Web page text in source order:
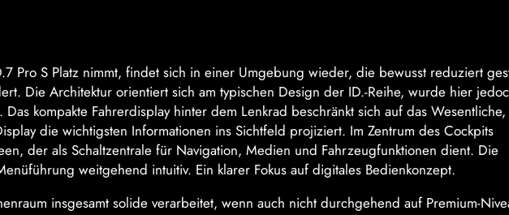
Pro S Platz nimmt, findet sich in einer Umgebung wieder, die bewusst reduziert
Die Architektur orientiert sich am typischen Design der ID.-Reihe, wurde hier
kompakte Fahrerdisplay hinter dem Lenkrad beschränkt sich auf das Wesentliche,
die wichtigsten Informationen ins Sichtfeld projiziert. Im Zentrum des Cockpits
der als Schaltzentrale für Navigation, Medien und Fahrzeugfunktionen dient. Die
weitgehend intuitiv. Ein klarer Fokus auf digitales Bedienkonzept.
insgesamt solide verarbeitet, wenn auch nicht durchgehend auf Premium-